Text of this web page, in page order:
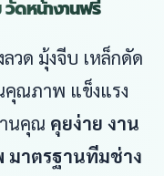
ดหน้างานฟรี
วด มุ้งจีบ เหล็กดัด
คุณภาพ แข็งแรง
นคุณ คุยง่าย งาน
มาตรฐานทีมช่าง